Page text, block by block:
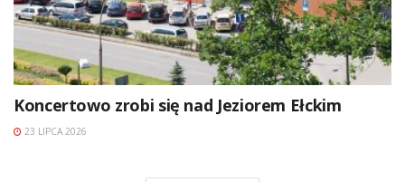
Koncertowo zrobi się nad Jeziorem Ełckim
23 LIPCA 2026